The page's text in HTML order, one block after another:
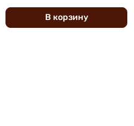
В корзину